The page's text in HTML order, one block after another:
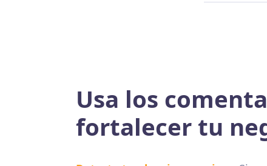
Usa los
fortalecer tu